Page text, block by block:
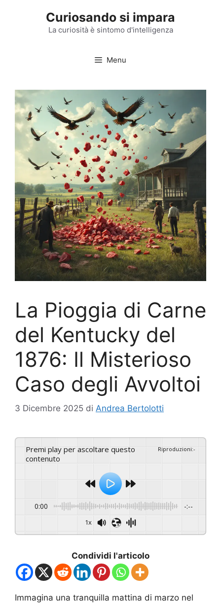
Curiosando si impara
La curiosità è sintomo d'intelligenza
Menu
La Pioggia di Carne
del Kentucky del
1876: Il Misterioso
Caso degli Avvoltoi
3 Dicembre 2025 di Andrea Bertolotti
Premi play per ascoltare questo
contenuto
Riproduzioni:-
0:00 -:--
1x
Condividi l'articolo
Immagina una tranquilla mattina di marzo nel